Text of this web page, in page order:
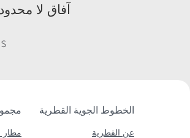
آفاق لا
الخطوط الجوية القطرية
عن القطرية
مطار